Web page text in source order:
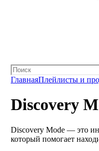
ГлавнаяПлейлисты и
Discovery
Discovery Mode — это
который помогает